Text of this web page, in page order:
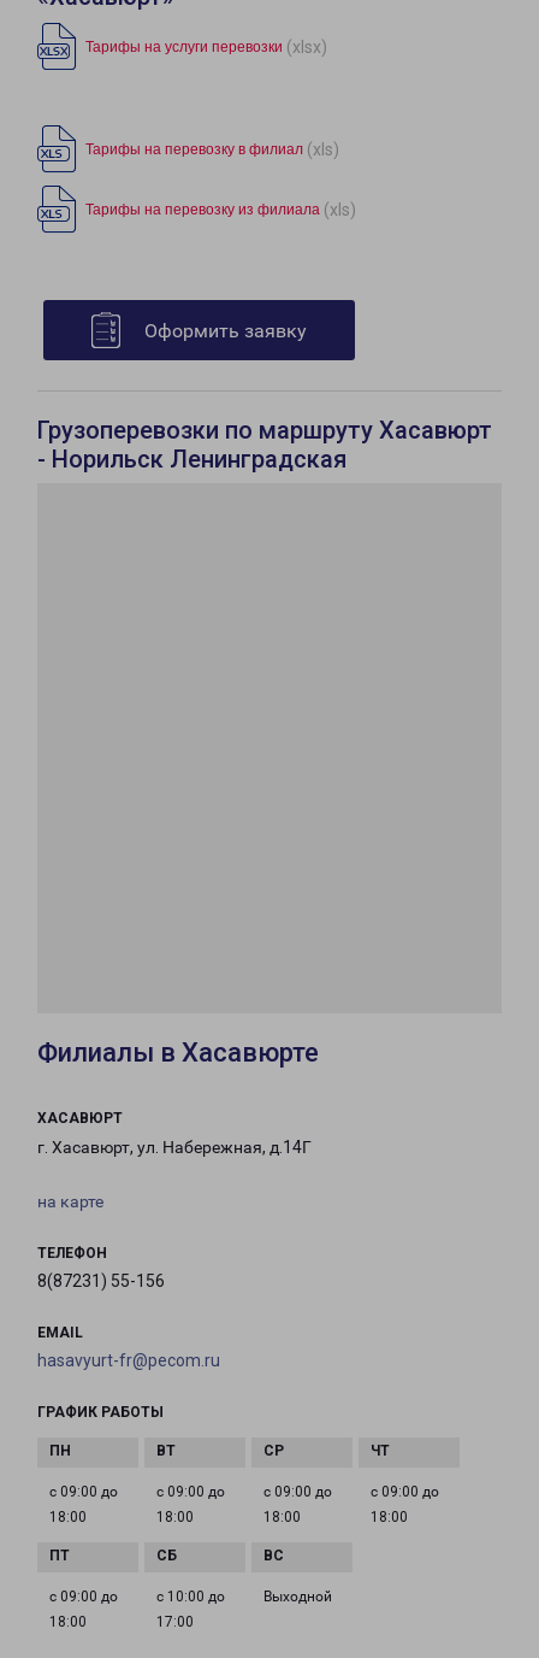
Тарифы на услуги перевозки (xlsx)
Тарифы на перевозку в филиал (xls)
Тарифы на перевозку из филиала (xls)
Оформить заявку
Грузоперевозки по маршруту Хасавюрт
- Норильск Ленинградская
Филиалы в Хасавюрте
ХАСАВЮРТ
г. Хасавюрт, ул. Набережная, д.14Г
на карте
ТЕЛЕФОН
8(87231) 55-156
EMAIL
hasavyurt-fr@pecom.ru
ГРАФИК РАБОТЫ
с 09:00 до
18:00
с 09:00 до
18:00
с 09:00 до
18:00
с 09:00 до
18:00
с 09:00 до
18:00
с 10:00 до
17:00
Выходной